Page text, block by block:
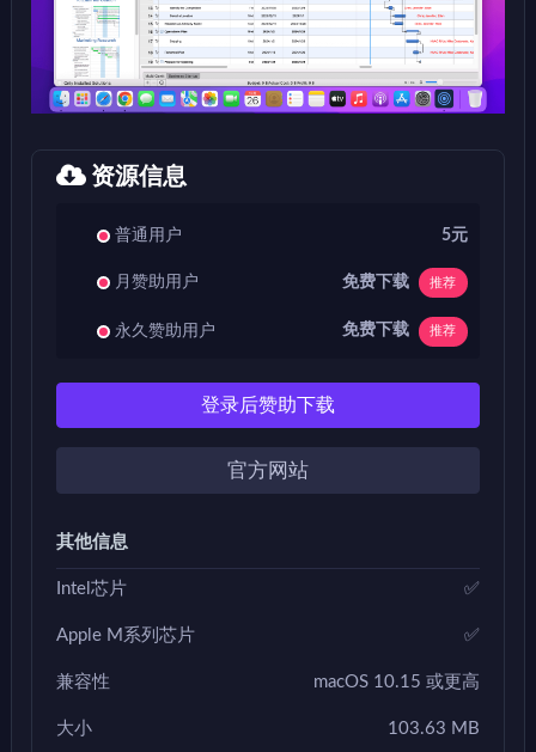
资源信息
普通用户 5元
月赞助用户 免费下载 推荐
永久赞助用户 免费下载 推荐
登录后赞助下载
官方网站
其他信息
Intel芯片 ✅
Apple M系列芯片 ✅
兼容性 macOS 10.15 或更高
大小 103.63 MB